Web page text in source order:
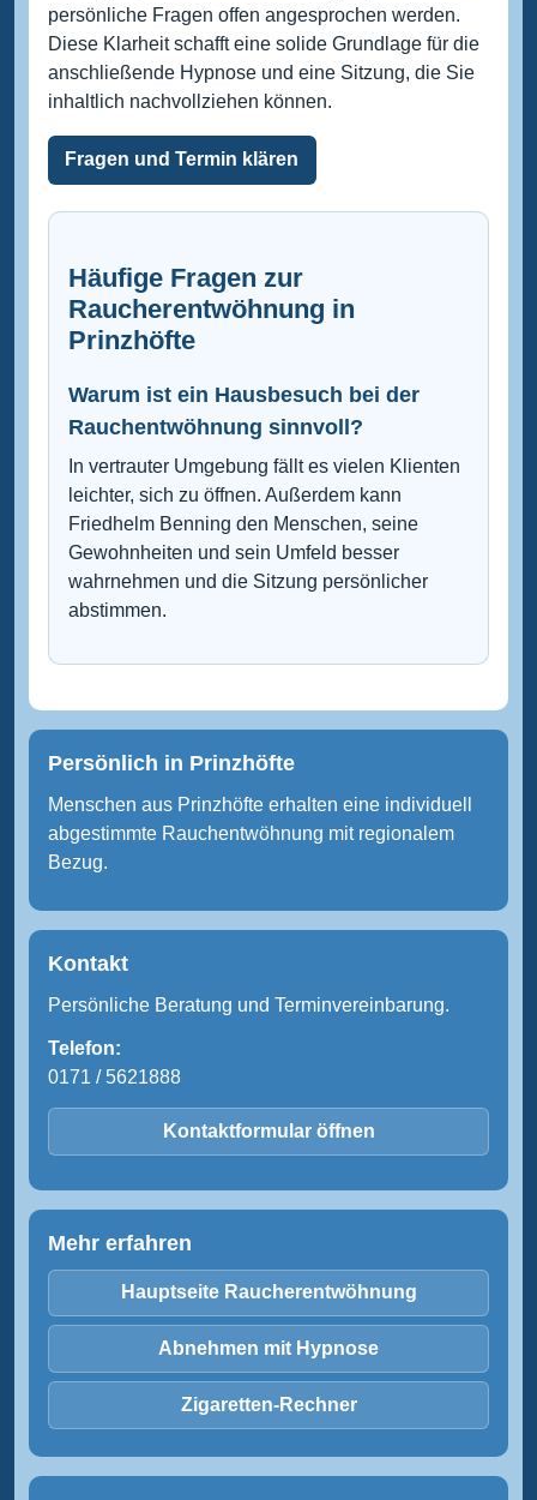
persönliche Fragen offen angesprochen werden.
Diese Klarheit schafft eine solide Grundlage für die
anschließende Hypnose und eine Sitzung, die Sie
inhaltlich nachvollziehen können.
Fragen und Termin klären
Häufige Fragen zur
Raucherentwöhnung in
Prinzhöfte
Warum ist ein Hausbesuch bei der
Rauchentwöhnung sinnvoll?
In vertrauter Umgebung fällt es vielen Klienten
leichter, sich zu öffnen. Außerdem kann
Friedhelm Benning den Menschen, seine
Gewohnheiten und sein Umfeld besser
wahrnehmen und die Sitzung persönlicher
abstimmen.
Persönlich in Prinzhöfte
Menschen aus Prinzhöfte erhalten eine individuell
abgestimmte Rauchentwöhnung mit regionalem
Bezug.
Kontakt
Persönliche Beratung und Terminvereinbarung.
Telefon:
0171 / 5621888
Kontaktformular öffnen
Mehr erfahren
Hauptseite Raucherentwöhnung
Abnehmen mit Hypnose
Zigaretten-Rechner